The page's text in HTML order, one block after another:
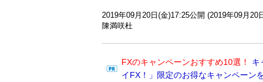
2019年09月20日(金)17:25公開 (2019年09月20
陳満咲杜
FXのキャンペーンおすすめ10選！
キ
イFX！」限定のお得なキャンペーン